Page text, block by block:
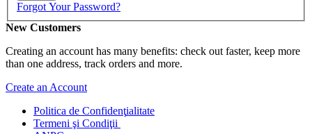
Forgot Your Password?
New Customers
Creating an account has many benefits: check out faster, keep more
than one address, track orders and more.
Create an Account
Politica de Confidenţialitate
Termeni şi Condiţii